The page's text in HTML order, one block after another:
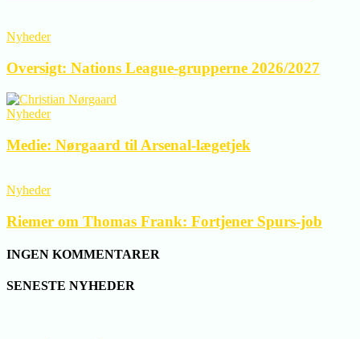
Nyheder
Oversigt: Nations League-grupperne 2026/2027
Nyheder
Medie: Nørgaard til Arsenal-lægetjek
Nyheder
Riemer om Thomas Frank: Fortjener Spurs-job
INGEN KOMMENTARER
SENESTE NYHEDER